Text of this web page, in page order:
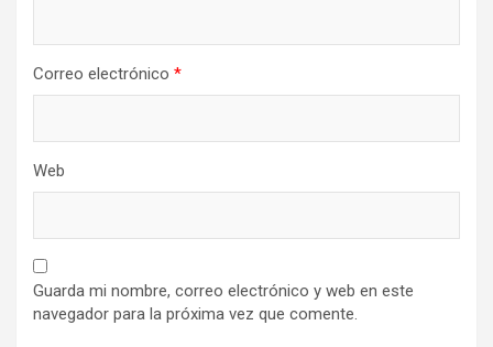
Correo electrónico *
Web
Guarda mi nombre, correo electrónico y web en este
navegador para la próxima vez que comente.